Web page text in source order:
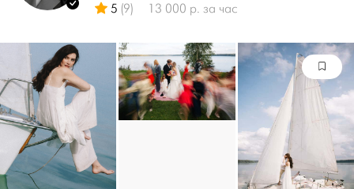
5 (9) 13 000 р. за час